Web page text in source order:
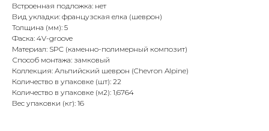
Встроенная подложка: нет
Вид укладки: французская елка (шеврон)
Толщина (мм): 5
Фаска: 4V-groove
Материал: SPC (каменно-полимерный композит)
Способ монтажа: замковый
Коллекция: Альпийский шеврон (Chevron Alpine)
Количество в упаковке (шт): 22
Количество в упаковке (м2): 1,6764
Вес упаковки (кг): 16